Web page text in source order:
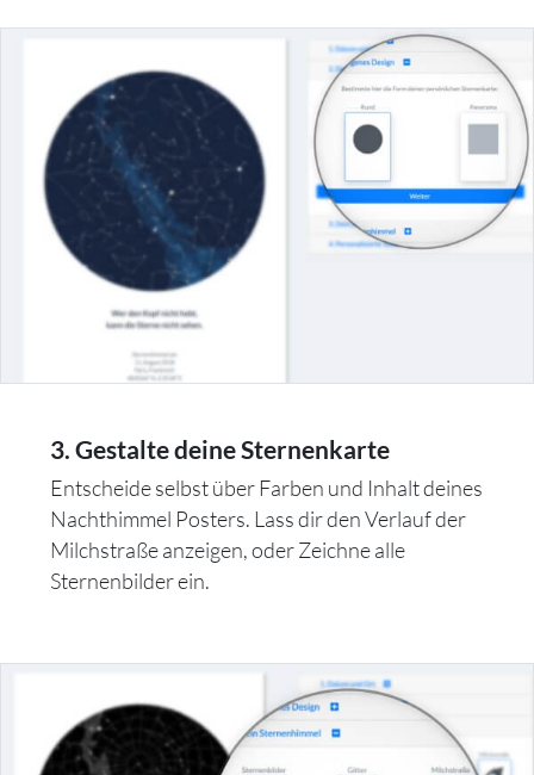
3. Gestalte deine Sternenkarte
Entscheide selbst über Farben und Inhalt deines
Nachthimmel Posters. Lass dir den Verlauf der
Milchstraße anzeigen, oder Zeichne alle
Sternenbilder ein.